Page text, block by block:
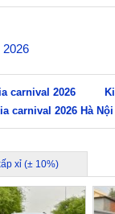
2026
carnival 2026
carnival 2026 Hà Nội
xỉ (± 10%)